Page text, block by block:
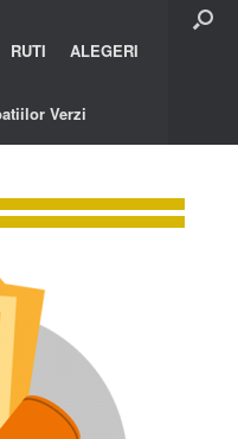
RUTI ALEGERI
Verzi